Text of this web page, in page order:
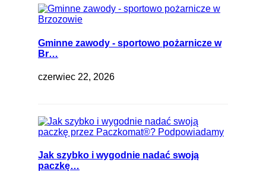
Gminne zawody - sportowo pożarnicze w
Br…
czerwiec 22, 2026
Jak szybko i wygodnie nadać swoją
paczkę…